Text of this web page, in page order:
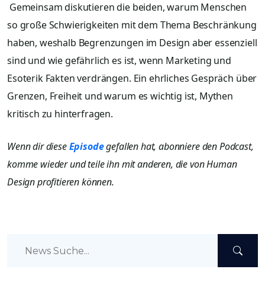
Gemeinsam diskutieren die beiden, warum Menschen
so große Schwierigkeiten mit dem Thema Beschränkung
haben, weshalb Begrenzungen im Design aber essenziell
sind und wie gefährlich es ist, wenn Marketing und
Esoterik Fakten verdrängen. Ein ehrliches Gespräch über
Grenzen, Freiheit und warum es wichtig ist, Mythen
kritisch zu hinterfragen.
Wenn dir dieseEpisodegefallen hat, abonniere den Podcast,
komme wieder und teile ihn mit anderen, die von Human
Design profitieren können.